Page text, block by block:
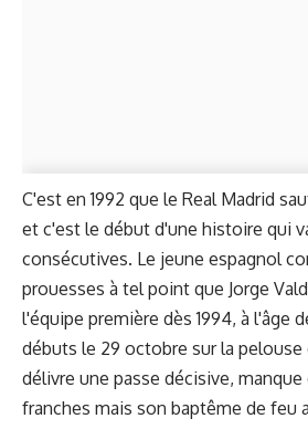
C'est en 1992 que le Real Madrid
et c'est le début d'une histoire qui
consécutives. Le jeune espagnol
prouesses à tel point que Jorge
l'équipe première dès 1994, à l'âge
débuts le 29 octobre sur la pelouse
délivre une passe décisive,
franches mais son baptême de feu